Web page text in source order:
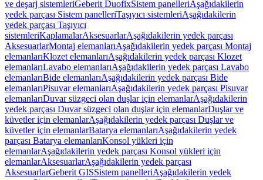
ve deşarj sistemleriGeberit DuofixSistem panelleriAşağıdakilerin
yedek parçası Sistem panelleriTaşıyıcı sistemleriAşağıdakilerin
yedek parçası Taşıyıcı
sistemleriKaplamalarAksesuarlarAşağıdakilerin yedek parçası
AksesuarlarMontaj elemanlarıAşağıdakilerin yedek parçası Montaj
elemanlarıKlozet elemanlarıAşağıdakilerin yedek parçası Klozet
elemanlarıLavabo elemanlarıAşağıdakilerin yedek parçası Lavabo
elemanlarıBide elemanlarıAşağıdakilerin yedek parçası Bide
elemanlarıPisuvar elemanlarıAşağıdakilerin yedek parçası Pisuvar
elemanlarıDuvar süzgeci olan duşlar için elemanlarAşağıdakilerin
yedek parçası Duvar süzgeci olan duşlar için elemanlarDuşlar ve
küvetler için elemanlarAşağıdakilerin yedek parçası Duşlar ve
küvetler için elemanlarBatarya elemanlarıAşağıdakilerin yedek
parçası Batarya elemanlarıKonsol yükleri için
elemanlarAşağıdakilerin yedek parçası Konsol yükleri için
elemanlarAksesuarlarAşağıdakilerin yedek parçası
AksesuarlarGeberit GISSistem panelleriAşağıdakilerin yedek